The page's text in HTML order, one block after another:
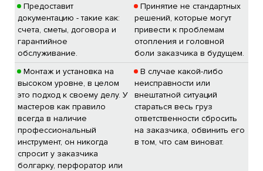
Предоставит
документацию - такие как:
счета, сметы, договора и
гарантийное
обслуживание.
Принятие не стандартных
решений, которые могут
привести к проблемам
отопления и головной
боли заказчика в будущем.
Монтаж и установка на
высоком уровне, в целом
это подход к своему делу. У
мастеров как правило
всегда в наличие
профессиональный
инструмент, он никогда
спросит у заказчика
болгарку, перфоратор или
В случае какой-либо
неисправности или
внештатной ситуаций
стараться весь груз
ответственности сбросить
на заказчика, обвинить его
в том, что сам виноват.